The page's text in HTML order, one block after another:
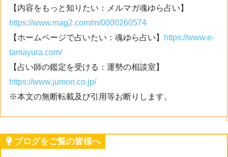
【内容をもっと知りたい：メルマガ魂ゆら占い】
https://www.mag2.com/m/0000260574
【ホームページで占いたい：魂ゆら占い】
https://www.e-
tamayura.com/
【占い師の鑑定を受ける：運勢の相談室】
https://www.jumon.co.jp/
※本文の無断転載及び引用等お断りします。
ブログをご覧の皆様へ